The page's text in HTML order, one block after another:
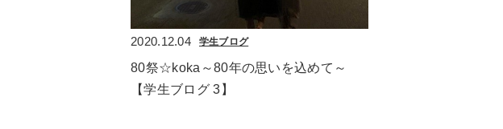
2020.12.04 学生ブログ
80祭☆koka～80年の思いを込めて～
【学生ブログ 3】